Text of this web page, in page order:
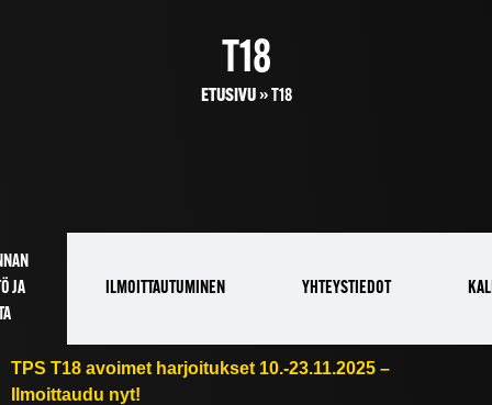
T18
ETUSIVU»T18
JA
ILMOITTAUTUMINEN YHTEYSTIEDOT
TPS T18 avoimet harjoitukset 10.-23.11.2025 –
Ilmoittaudu nyt!